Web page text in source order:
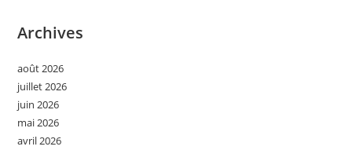
Archives
août 2026
juillet 2026
juin 2026
mai 2026
avril 2026